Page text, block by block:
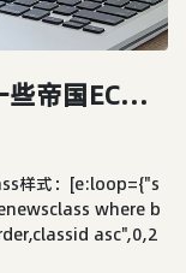
在日常建站过程中，整理了一些帝国ECMS常用技巧集
样式：[e:loop={"s
where b
asc",0,2